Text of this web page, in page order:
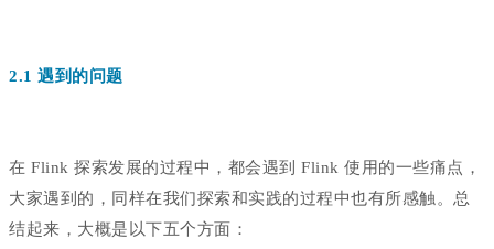
2.1 遇到的问题
在 Flink 探索发展的过程中，都会遇到 Flink 使用的一些痛点，
大家遇到的，同样在我们探索和实践的过程中也有所感触。总
结起来，大概是以下五个方面：